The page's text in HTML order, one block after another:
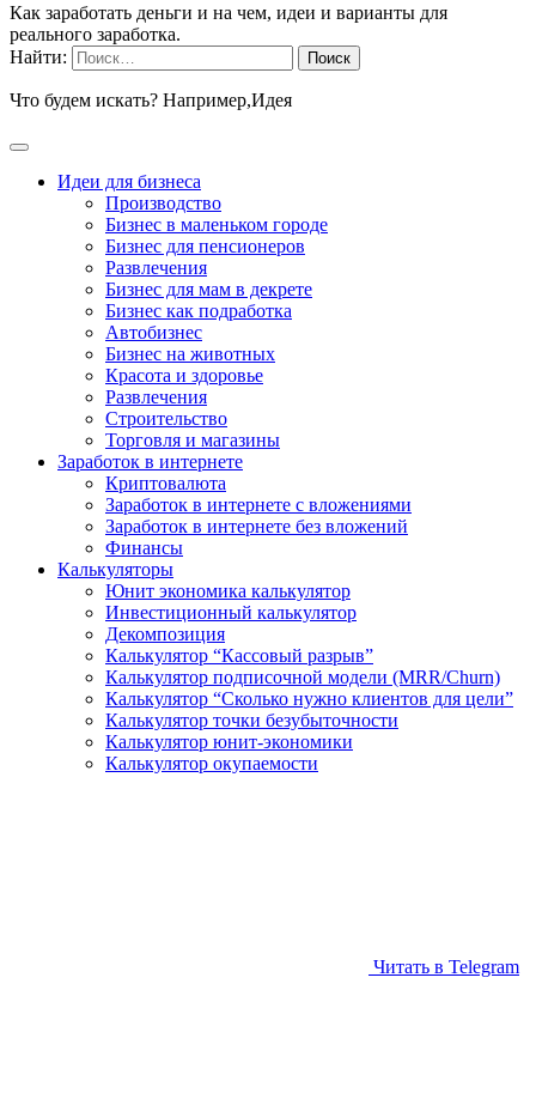
Как заработать деньги и на чем, идеи и варианты для
реального заработка.
Найти:
Что будем искать? Например,Идея
Идеи для бизнеса
Производство
Бизнес в маленьком городе
Бизнес для пенсионеров
Развлечения
Бизнес для мам в декрете
Бизнес как подработка
Автобизнес
Бизнес на животных
Красота и здоровье
Развлечения
Строительство
Торговля и магазины
Заработок в интернете
Криптовалюта
Заработок в интернете c вложениями
Заработок в интернете без вложений
Финансы
Калькуляторы
Юнит экономика калькулятор
Инвестиционный калькулятор
Декомпозиция
Калькулятор “Кассовый разрыв”
Калькулятор подписочной модели (MRR/Churn)
Калькулятор “Сколько нужно клиентов для цели”
Калькулятор точки безубыточности
Калькулятор юнит-экономики
Калькулятор окупаемости
Читать в Telegram